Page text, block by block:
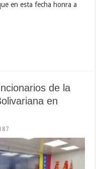
en esta fecha honra a
de la
en